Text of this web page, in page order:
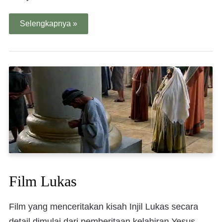
Selengkapnya »
Film Lukas
Film yang menceritakan kisah Injil Lukas secara